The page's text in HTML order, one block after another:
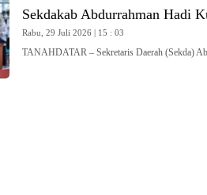
Sekdakab Abdurrahman Hadi
Rabu, 29 Juli 2026 | 15 : 03
TANAHDATAR – Sekretaris Daerah (Sekda)